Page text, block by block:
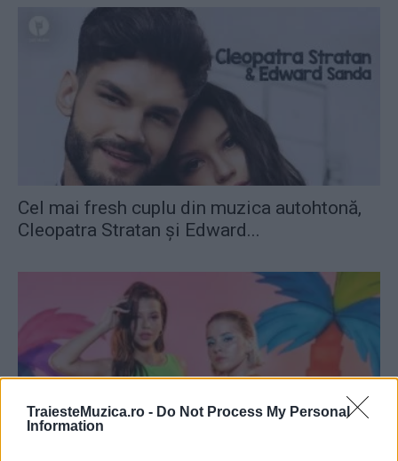
TraiesteMuzica.ro - Do Not Process My Personal
Information
Cel mai fresh cuplu din muzica autohtonă,
Cleopatra Stratan și Edward...